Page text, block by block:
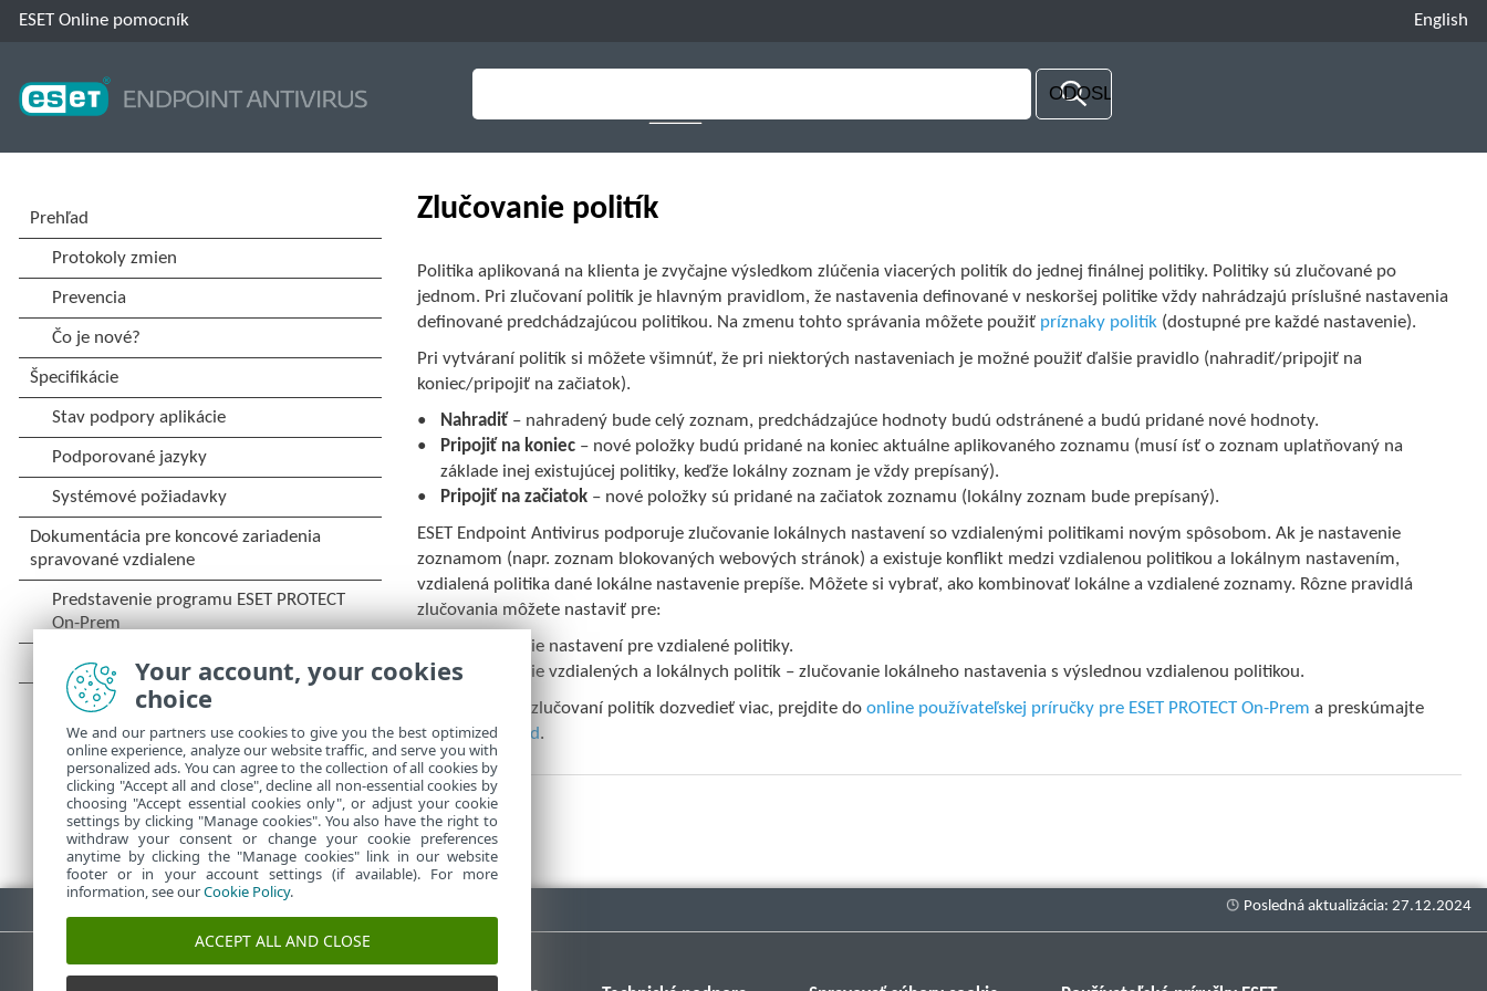
ESET Online pomocník English
Zlučovanie politík
Politika aplikovaná na klienta je zvyčajne výsledkom zlúčenia viacerých politík do jednej finálnej politiky. Politiky sú zlučované po
jednom. Pri zlučovaní politík je hlavným pravidlom, že nastavenia definované v neskoršej politike vždy nahrádzajú príslušné nastavenia
definované predchádzajúcou politikou. Na zmenu tohto správania môžete použiť príznaky politík (dostupné pre každé nastavenie).
Pri vytváraní politík si môžete všimnúť, že pri niektorých nastaveniach je možné použiť ďalšie pravidlo (nahradiť/pripojiť na
koniec/pripojiť na začiatok).
Nahradiť– nahradený bude celý zoznam, predchádzajúce hodnoty budú odstránené a budú pridané nové hodnoty.
Pripojiť na koniec– nové položky budú pridané na koniec aktuálne aplikovaného zoznamu (musí ísť o zoznam uplatňovaný na
základe inej existujúcej politiky, keďže lokálny zoznam je vždy prepísaný).
Pripojiť na začiatok– nové položky sú pridané na začiatok zoznamu (lokálny zoznam bude prepísaný).
ESET Endpoint Antivirus podporuje zlučovanie lokálnych nastavení so vzdialenými politikami novým spôsobom. Ak je nastavenie
zoznamom (napr. zoznam blokovaných webových stránok) a existuje konflikt medzi vzdialenou politikou a lokálnym nastavením,
vzdialená politika dané lokálne nastavenie prepíše. Môžete si vybrať, ako kombinovať lokálne a vzdialené zoznamy. Rôzne pravidlá
zlučovania môžete nastaviť pre:
Zlučovanie nastavení pre vzdialené politiky.
Zlučovanie vzdialených a lokálnych politík – zlučovanie lokálneho nastavenia s výslednou vzdialenou politikou.
Ak sa chcete o zlučovaní politík dozvedieť viac, prejdite doonline používateľskej príručky pre ESET PROTECT On-Prem a preskúmajte
uvedenýpríklad.
Your account, your cookies
choice
We and our partners use cookies to give you the best optimized
online experience, analyze our website traffic, and serve you with
personalized ads. You can agree to the collection of all cookies by
clicking "Accept all and close", decline all non-essential cookies by
choosing "Accept essential cookies only", or adjust your cookie
settings by clicking "Manage cookies". You also have the right to
withdraw your consent or change your cookie preferences
anytime by clicking the "Manage cookies" link in our website
footer or in your account settings (if available). For more
information, see ourCookie Policy.
ACCEPT ALL AND CLOSE